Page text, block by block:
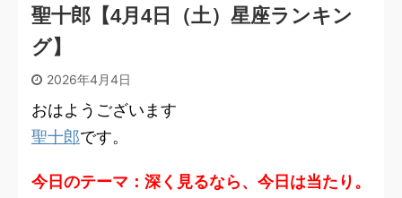
聖十郎【4月4日（土）星座ランキン
グ】
2026年4月4日
おはようございます
聖十郎です。
今日のテーマ：深く見るなら、今日は当たり。